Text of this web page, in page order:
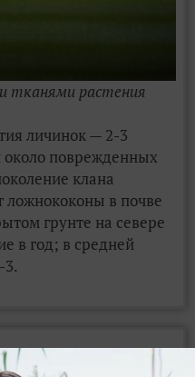
тканями растения
личинок — 2-3
поврежденных
клана
ложнококоны в почве
грунте на севере
в год; в средней
3.